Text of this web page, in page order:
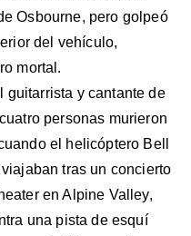
Osbourne, pero golpeó
del vehículo,
mortal.
y cantante de
personas murieron
el helicóptero Bell
tras un concierto
en Alpine Valley,
una pista de esquí